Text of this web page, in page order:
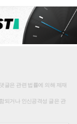
글은 관련 법률에 의해 제재
되거나 인신공격성 글은 관